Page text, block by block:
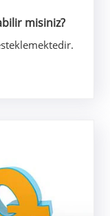
misiniz?